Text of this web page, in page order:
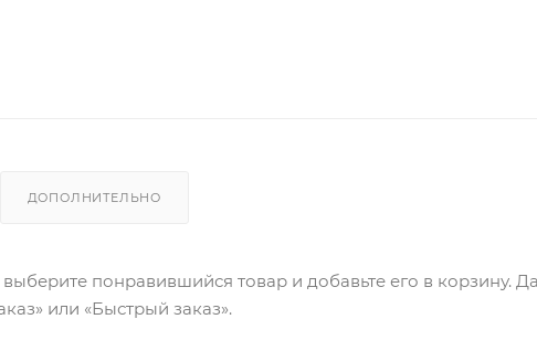
ДОПОЛНИТЕЛЬНО
понравившийся товар и добавьте его в корзину.
или «Быстрый заказ».